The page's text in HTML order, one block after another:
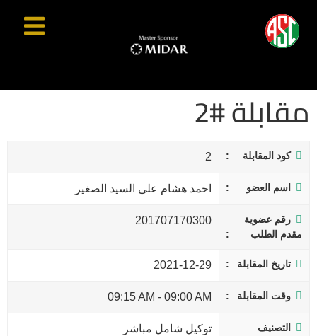
مقابلة #2
كود المقابلة 2
اسم العضو احمد هشام على السيد الصغير
رقم عضوية
مقدم الطلب
201707170300
تاريخ المقابلة 2021-12-29
وقت المقابلة 09:00 AM
-
09:15 AM
التصنيف
توكيل شامل مباشر